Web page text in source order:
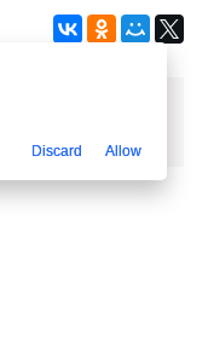
Discard Allow